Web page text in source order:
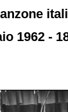
1962 -